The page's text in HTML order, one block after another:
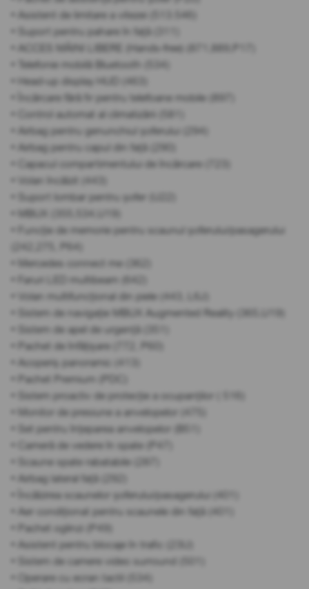
• Asistent de limitare a vitezei (513.546)
• Suport pentru pahare în față (311)
• ACCES MÂINI LIBERE (Hands-free) (871,889,P17)
• Telefonie mobilă Bluetooth (534)
• Head-up display HUD (463)
• Încărcare fără fir pentru telefoane mobile (897)
• Control automat al climatizării (581)
• Airbag pentru genunchiul șoferului (294)
• Airbag pentru capul din față (290)
• Capacul compartimentului de încărcare (723)
• Volan încălzit (443)
• Suport lombar pentru șofer (U22)
• MBUX (355,534,U19)
• Funcție de memorie pentru scaunul șoferului/pasagerului
• Mercedes connect me (362)
• Faruri LED multibeam (642)
• Volan multifuncțional din piele (443, L6J)
• Sistem de navigație MBUX Augmented Reality (365,U19)
• Sistem de apel de urgență (351)
• Pachet de înfățișare (772, P60)
• Acoperiș panoramic (413)
• Pachet Premium (PDC)
• Sistem proactiv de protecție a ocupanților ( 516)
• Monitor de presiune a anvelopelor (475)
• Set pentru înțeparea anvelopelor (B51)
• Cameră de vedere în spate (P47)
• Scaune spate rabatabile (287)
• Airbag lateral față (292)
• Încălzirea scaunelor șoferului/pasagerului (401)
• Aer condiționat pentru scaunele din față (401)
• Pachet oglinzi (P49)
• Asistent pentru blocaje în trafic (23U)
• Sistem de camere video surround (501)
• Operare cu ecran tactil (534)